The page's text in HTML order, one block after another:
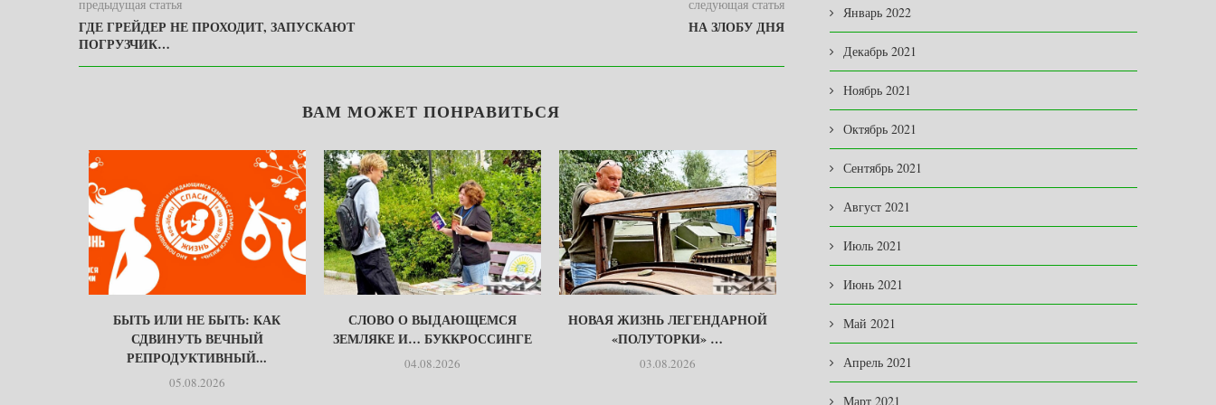
предыдущая статья
ГДЕ ГРЕЙДЕР НЕ ПРОХОДИТ, ЗАПУСКАЮТ
ПОГРУЗЧИК…
следующая статья
НА ЗЛОБУ ДНЯ
ВАМ МОЖЕТ ПОНРАВИТЬСЯ
БЫТЬ ИЛИ НЕ БЫТЬ: КАК
СДВИНУТЬ ВЕЧНЫЙ
РЕПРОДУКТИВНЫЙ...
05.08.2026
СЛОВО О ВЫДАЮЩЕМСЯ
ЗЕМЛЯКЕ И… БУККРОССИНГЕ
04.08.2026
НОВАЯ ЖИЗНЬ ЛЕГЕНДАРНОЙ
«ПОЛУТОРКИ» …
03.08.2026
В ЗАКОНОДАТЕЛЬНОМ
СОБРАНИИ
03.08.2026
ДУХА ЭПОХИ
Январь 2022
Декабрь 2021
Ноябрь 2021
Октябрь 2021
Сентябрь 2021
Август 2021
Июль 2021
Июнь 2021
Май 2021
Апрель 2021
Март 2021